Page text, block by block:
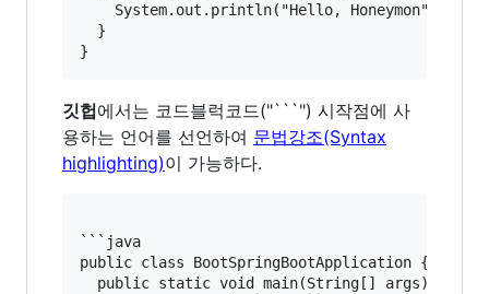
    System.out.println("Hello, Honeymon");
  }
깃헙에서는 코드블럭코드("```") 시작점에 사
용하는 언어를 선언하여 문법강조(Syntax
highlighting)이 가능하다.
```java
public class BootSpringBootApplication {
  public static void main(String[] args) {